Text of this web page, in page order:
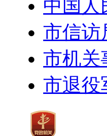
中国人
市信访
市机关
市退役